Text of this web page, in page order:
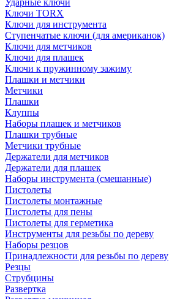
Ударные ключи
Ключи TORX
Ключи для инструмента
Ступенчатые ключи (для американок)
Ключи для метчиков
Ключи для плашек
Ключи к пружинному зажиму
Плашки и метчики
Метчики
Плашки
Клуппы
Наборы плашек и метчиков
Плашки трубные
Метчики трубные
Держатели для метчиков
Держатели для плашек
Наборы инструмента (смешанные)
Пистолеты
Пистолеты монтажные
Пистолеты для пены
Пистолеты для герметика
Инструменты для резьбы по дереву
Наборы резцов
Принадлежности для резьбы по дереву
Резцы
Струбцины
Развертка